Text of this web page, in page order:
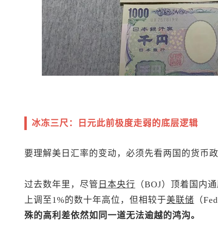
冰冻三尺：日元此前极度走弱的底层逻辑
要理解美日汇率的变动，必须先看两国的货币
过去数年里，尽管 日本央行 （BOJ）顶着国内
上调至1%的数十年高位，但相较于美联储 （
殊的高利差依然如同一道无法逾越的鸿沟。